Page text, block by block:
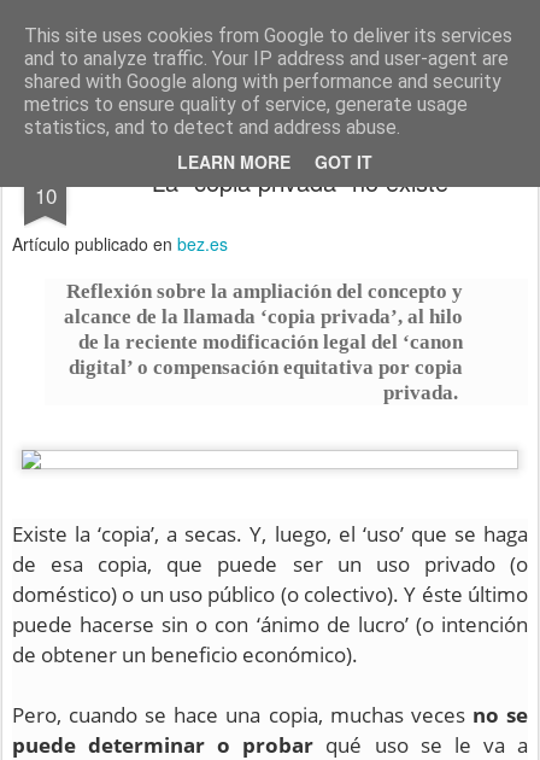
This site uses cookies from Google to deliver its services
and to analyze traffic. Your IP address and user-agent are
shared with Google along with performance and security
metrics to ensure quality of service, generate usage
statistics, and to detect and address abuse.
LEARN MORE GOT IT
menos tecnología y más pedagogía conceptos y reflexiones sobre la sociedad de la información
Pages
10 La “copia privada” no existe
Artículo publicado en bez.es
Reflexión sobre la ampliación del concepto y
alcance de la llamada ‘copia privada’, al hilo
de la reciente modificación legal del ‘canon
digital’ o compensación equitativa por copia
privada.
Existe la ‘copia’, a secas. Y, luego, el ‘uso’ que se haga
de esa copia, que puede ser un uso privado (o
doméstico) o un uso público (o colectivo). Y éste último
puede hacerse sin o con ‘ánimo de lucro’ (o intención
de obtener un beneficio económico).
Pero, cuando se hace una copia, muchas veces no se
puede determinar o probar qué uso se le va a